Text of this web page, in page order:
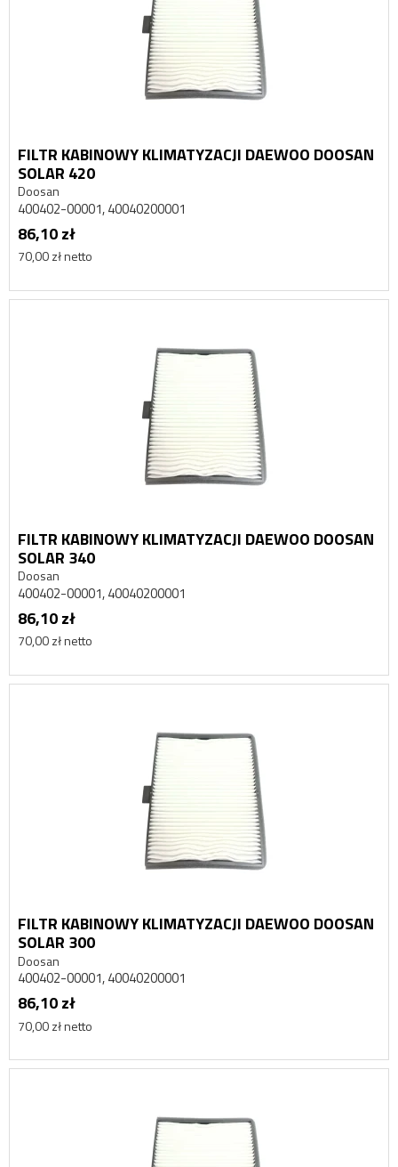
FILTR KABINOWY KLIMATYZACJI DAEWOO DOOSAN
SOLAR 420
Doosan
400402-00001, 40040200001
86,10 zł
70,00 zł netto
FILTR KABINOWY KLIMATYZACJI DAEWOO DOOSAN
SOLAR 340
Doosan
400402-00001, 40040200001
86,10 zł
70,00 zł netto
FILTR KABINOWY KLIMATYZACJI DAEWOO DOOSAN
SOLAR 300
Doosan
400402-00001, 40040200001
86,10 zł
70,00 zł netto